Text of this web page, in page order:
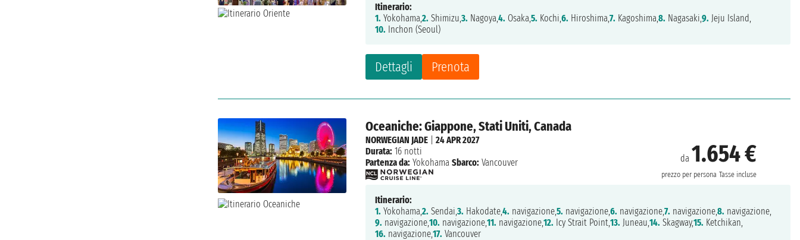
Dettagli Prenota
Itinerario:
1. Yokohama,2. Shimizu,3. Nagoya,4. Osaka,5. Kochi,6. Hiroshima,7. Kagoshima,8. Nagasaki,9. Jeju Island,
10. Inchon (Seoul)
Oceaniche: Giappone, Stati Uniti, Canada
da 1.654 €
prezzo per persona Tasse incluse
NORWEGIAN JADE |24 APR 2027
Durata: 16 notti
Partenza da: Yokohama Sbarco: Vancouver
Itinerario:
1. Yokohama,2. Sendai,3. Hakodate,4. navigazione,5. navigazione,6. navigazione,7. navigazione,8. navigazione,
9. navigazione,10. navigazione,11. navigazione,12. Icy Strait Point,13. Juneau,14. Skagway,15. Ketchikan,
16. navigazione,17. Vancouver